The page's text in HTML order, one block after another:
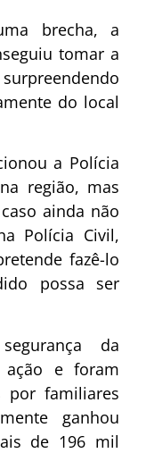
brecha, a
tomar a
do local
a Polícia
região, mas
ainda não
Polícia Civil,
fazê-lo
possa ser
da
ação e foram
por familiares
ganhou
de 196 mil